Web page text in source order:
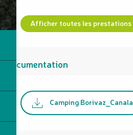
Afficher toutes les prestations
Documentation
Camping Borivaz_Canala